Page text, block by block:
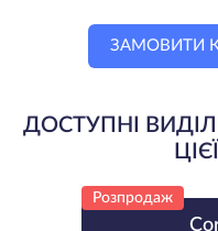
ЗАМОВИТИ
ДОСТУПНІ
Розпродаж